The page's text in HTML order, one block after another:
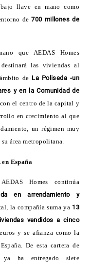
llave en mano como
de700 millones de
que AEDAS Homes
las viviendas al
de La Poliseda -un
y en la Comunidad de
con el centro de la capital y
en crecimiento al que
un régimen muy
área metropolitana.
España
Homes continúa
en arrendamiento y
la compañía suma ya 13
vendidos a cinco
y se afianza como la
De esta cartera de
ya ha entregado siete